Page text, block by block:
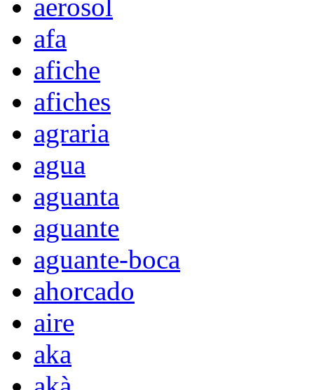
aerosol
afa
afiche
afiches
agraria
agua
aguanta
aguante
aguante-boca
ahorcado
aire
aka